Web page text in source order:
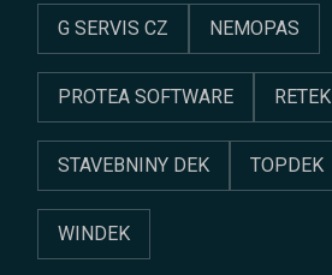
G SERVIS CZ NEMOPAS
PROTEA SOFTWARE RETEK
STAVEBNINY DEK TOPDEK
WINDEK